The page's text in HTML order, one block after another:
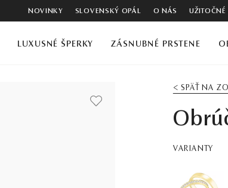
NOVINKY SLOVENSKÝ OPÁL O NÁS
LUXUSNÉ ŠPERKY ZÁSNUBNÉ PRSTENE
< SPÄŤ NA
VARIANTY